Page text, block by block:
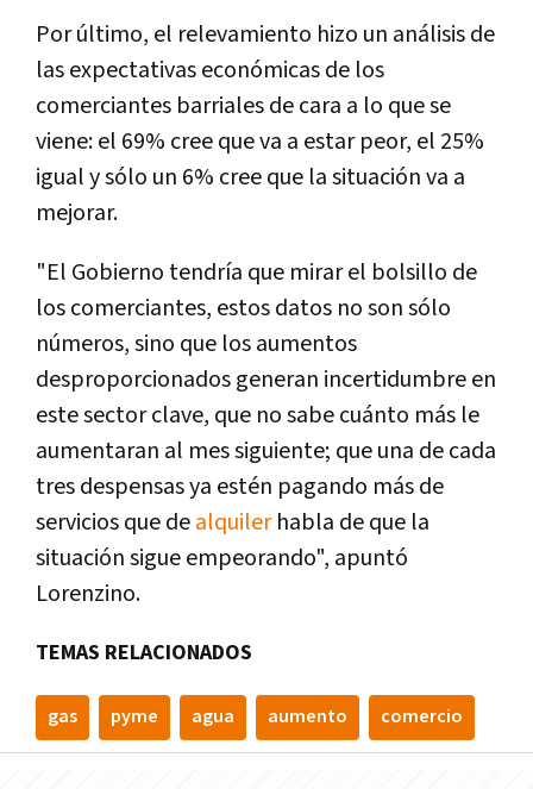
Por último, el relevamiento hizo un análisis de
las expectativas económicas de los
comerciantes barriales de cara a lo que se
viene: el 69% cree que va a estar peor, el 25%
igual y sólo un 6% cree que la situación va a
mejorar.
"El Gobierno tendrí­a que mirar el bolsillo de
los comerciantes, estos datos no son sólo
números, sino que los aumentos
desproporcionados generan incertidumbre en
este sector clave, que no sabe cuánto más le
aumentaran al mes siguiente; que una de cada
tres despensas ya estén pagando más de
servicios que dealquilerhabla de que la
situación sigue empeorando", apuntó
Lorenzino.
TEMAS RELACIONADOS
gas pyme agua aumento comercio